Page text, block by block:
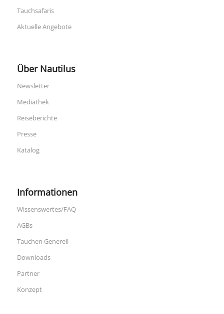
Tauchsafaris
Aktuelle Angebote
Über Nautilus
Newsletter
Mediathek
Reiseberichte
Presse
Katalog
Informationen
Wissenswertes/FAQ
AGBs
Tauchen Generell
Downloads
Partner
Konzept